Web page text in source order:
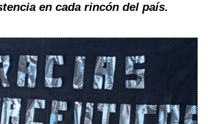
en cada rincón del país.